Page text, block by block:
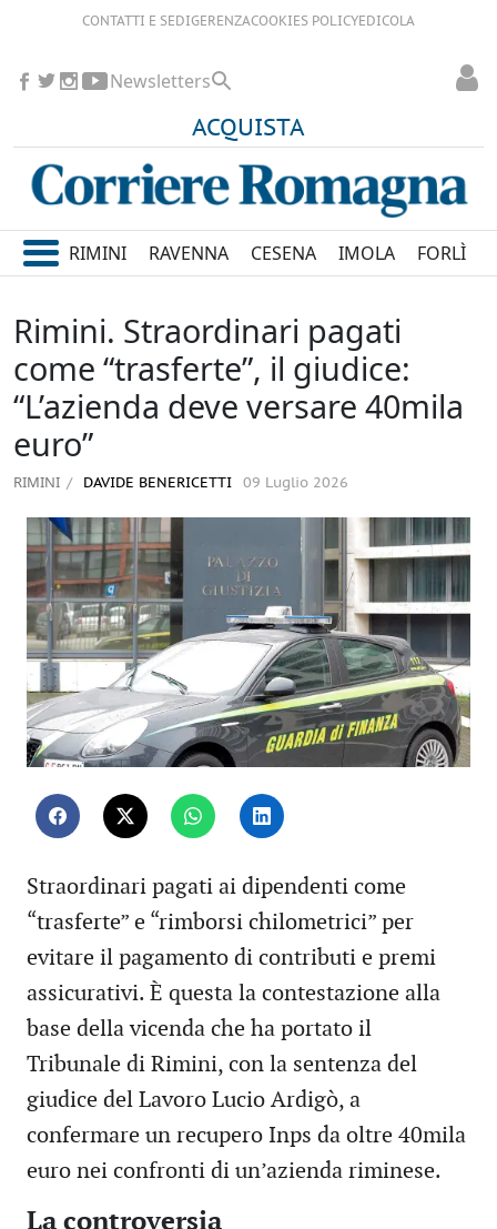
CONTATTI E SEDIGERENZACOOKIES POLICYEDICOLA
ACQUISTA
Newsletters
RIMINI RAVENNA CESENA IMOLA FORLÌ
Rimini. Straordinari pagati
come “trasferte”, il giudice:
“L’azienda deve versare 40mila
euro”
RIMINI DAVIDE BENERICETTI 09 Luglio 2026
Straordinari pagati ai dipendenti come
“trasferte” e “rimborsi chilometrici” per
evitare il pagamento di contributi e premi
assicurativi. È questa la contestazione alla
base della vicenda che ha portato il
Tribunale di Rimini, con la sentenza del
giudice del Lavoro Lucio Ardigò, a
confermare un recupero Inps da oltre 40mila
euro nei confronti di un’azienda riminese.
La controversia